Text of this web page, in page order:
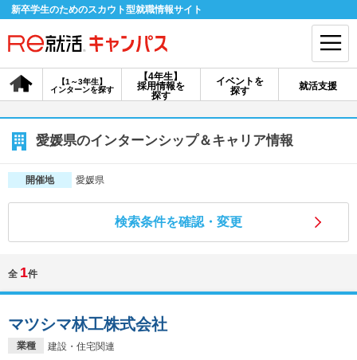
新卒学生のためのスカウト型就職情報サイト
【4年生】
採用情報を
探す
【1～3年生】
インターンを探す
イベントを
探す
就活支援
会員登録 ログイン
会員ID・パスワードを忘れた方はこちら
探す
【4年生】
【1～3年生】
イベントを探す スカウト お知らせ
就活ノウハウ・サポート
愛媛県のインターンシップ＆キャリア情報
開催地 愛媛県
検索条件を確認・変更
全 1件
業種 建設・住宅関連
マツシマ林工株式会社